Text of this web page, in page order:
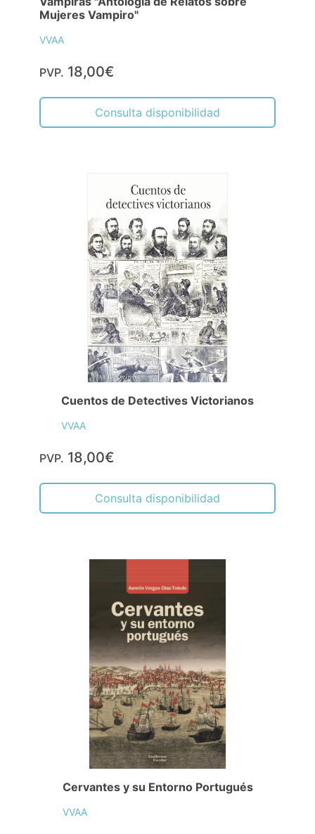
Mujeres Vampiro"
VVAA
PVP. 18,00€
Consulta disponibilidad
Cuentos de Detectives Victorianos
VVAA
PVP. 18,00€
Consulta disponibilidad
Cervantes y su Entorno Portugués
VVAA